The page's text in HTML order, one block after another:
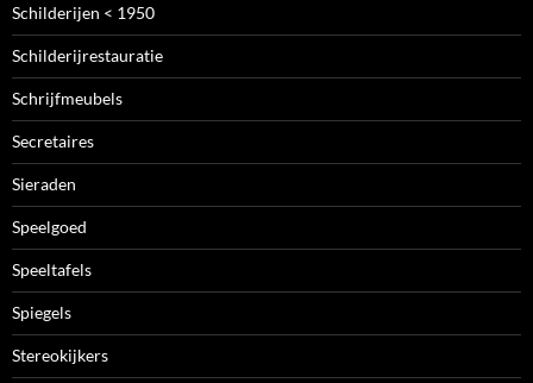
Schilderijen < 1950
Schilderijrestauratie
Schrijfmeubels
Secretaires
Sieraden
Speelgoed
Speeltafels
Spiegels
Stereokijkers